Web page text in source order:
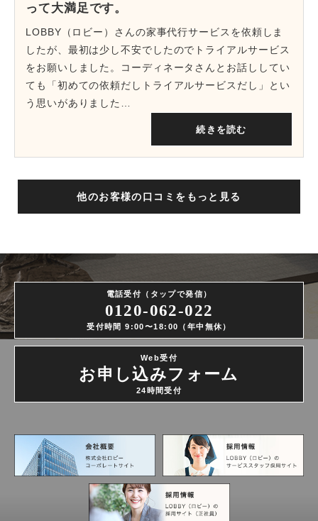
って大満足です。
LOBBY（ロビー）さんの家事代行サービスを依頼しま
したが、最初は少し不安でしたのでトライアルサービス
をお願いしました。コーディネータさんとお話ししてい
ても「初めての依頼だしトライアルサービスだし」とい
う思いがありました…
続きを読む
他のお客様の口コミをもっと見る
電話受付（タップで発信）
0120-062-022
受付時間 9:00〜18:00（年中無休）
Web受付
お申し込みフォーム
24時間受付